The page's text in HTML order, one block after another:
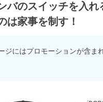
時の注意
点3つ
んな感じ
方と
バのスイッチを入れ
は家事を制す！
ジにはプロモーションが含ま